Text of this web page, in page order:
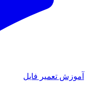
تعمیر فایل